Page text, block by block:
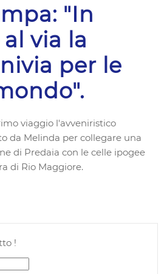
"In
via la
per le
viaggio l'avveniristico
da Melinda per collegare una
di Predaia con le celle ipogee
di Rio Maggiore.
!